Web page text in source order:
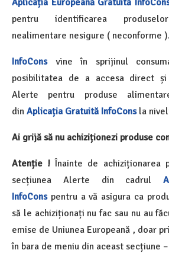
Aplicația Europeană Gratuită
pentru identificarea
nealimentare nesigure ( neconforme
InfoConsvine în sprijinul
posibilitatea de a accesa direct și
Alerte pentru produse
din Aplicația Gratuită InfoConsla
Ai grijă să nu achiziționezi produse
Atenție ! Înainte de achiziționarea
secțiunea Alerte din cadrul
InfoConspentru a vă asigura ca
să le achiziționați nu fac sau nu au
emise de Uniunea Europeană , doar
în bara de meniu din aceast secțiune